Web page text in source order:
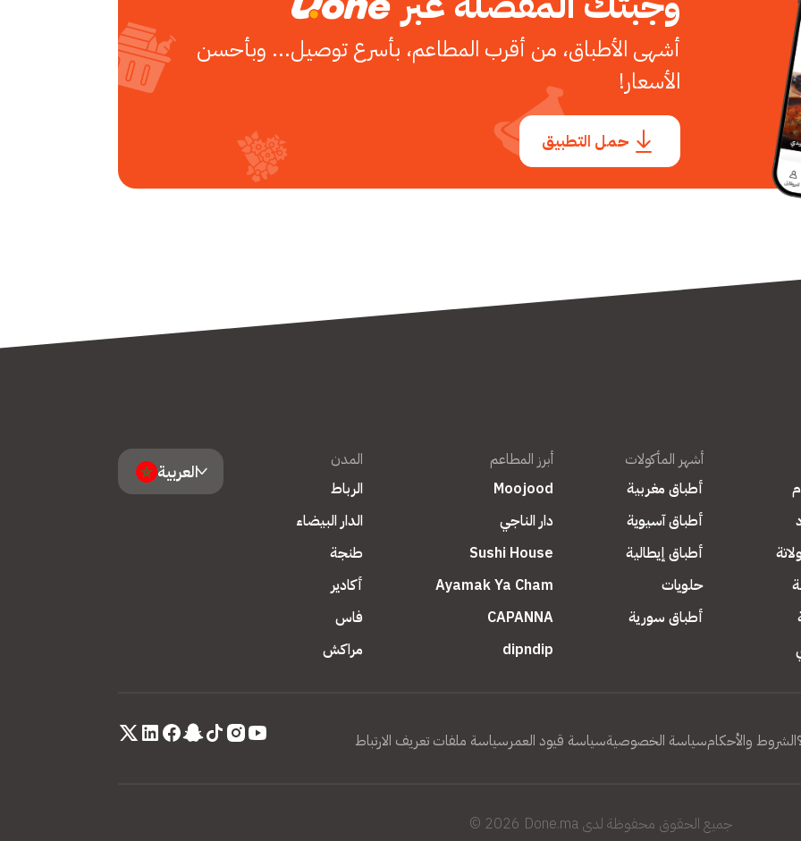
أشهى الأطباق، من أقرب المطاعم، بأسرع توصيل... وبأحسن
الأسعار!
حمل التطبيق
أشهر المأكولات
أطباق مغربية
أطباق آسيوية
أطباق إيطالية
حلويات
أطباق سورية
أبرز المطاعم
Moojood
دار الناجي
Sushi House
Ayamak Ya Cham
CAPANNA
dipndip
المدن
الرباط
الدار البيضاء
طنجة
أكادير
فاس
مراكش
العربية
الشروط والأحكامسياسة الخصوصيةسياسة قيود العمرسياسة ملفات تعريف الارتباط
جميع الحقوق محفوظة لدى 2026 ©